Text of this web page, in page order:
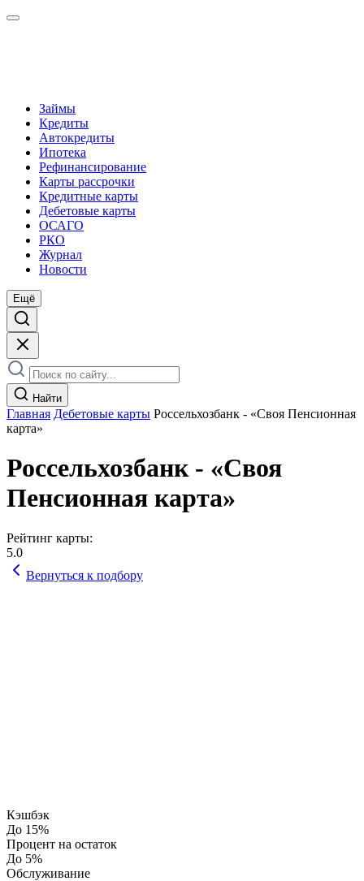
Займы
Кредиты
Автокредиты
Ипотека
Рефинансирование
Карты рассрочки
Кредитные карты
Дебетовые карты
ОСАГО
РКО
Журнал
Новости
Ещё
Найти
Главная Дебетовые карты Россельхозбанк - «Своя Пенсионная
карта»
Россельхозбанк - «Своя
Пенсионная карта»
Рейтинг карты:
5.0
Вернуться к подбору
Кэшбэк
До 15%
Процент на остаток
До 5%
Обслуживание